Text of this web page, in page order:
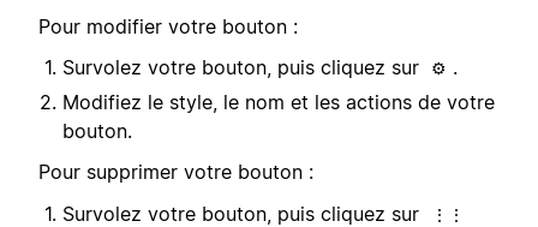
Pour modifier votre bouton :
Survolez votre bouton, puis cliquez sur
⚙️ .
Modifiez le style, le nom et les actions de votre
bouton.
Pour supprimer votre bouton :
Survolez votre bouton, puis cliquez sur
⋮⋮